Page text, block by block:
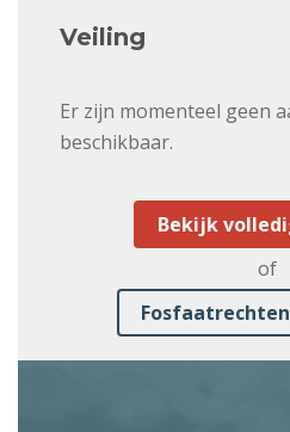
Veiling
Er zijn momenteel geen
beschikbaar.
Bekijk
of